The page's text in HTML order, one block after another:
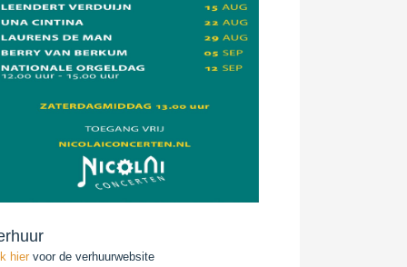
hiervoor de verhuurwebsite